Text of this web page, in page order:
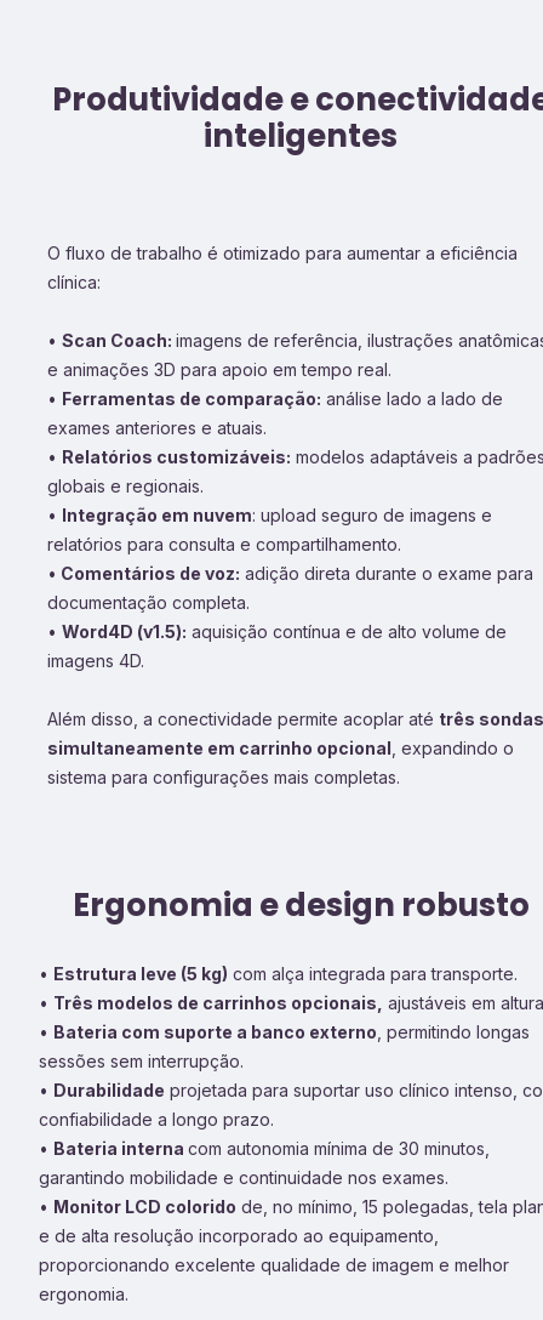
Produtividade e
inteligentes
O fluxo de trabalho é otimizado para aumentar a eficiência
clínica:
•Scan Coach:imagens de referência, ilustrações
e animações 3D para apoio em tempo real.
• Ferramentas de comparação: análise lado a lado de
exames anteriores e atuais.
• Relatórios customizáveis: modelos adaptáveis a
globais e regionais.
• Integração em nuvem: upload seguro de imagens e
relatórios para consulta e compartilhamento.
• Comentários de voz: adição direta durante o exame para
documentação completa.
•Word4D (v1.5): aquisição contínua e de alto volume de
imagens 4D.
Além disso, a conectividade permite acoplar até três
simultaneamente em carrinho opcional , expandindo o
sistema para configurações mais completas.
Ergonomia e design robusto
• Estrutura leve (5 kg) com alça integrada para transporte.
• Três modelos de carrinhos opcionais, ajustáveis em
• Bateria com suporte a banco externo , permitindo longas
sessões sem interrupção.
• Durabilidade projetada para suportar uso clínico intenso,
confiabilidade a longo prazo.
• Bateria interna com autonomia mínima de 30 minutos,
garantindo mobilidade e continuidade nos exames.
• Monitor LCD colorido de, no mínimo, 15 polegadas, tela
e de alta resolução incorporado ao equipamento,
proporcionando excelente qualidade de imagem e melhor
ergonomia.